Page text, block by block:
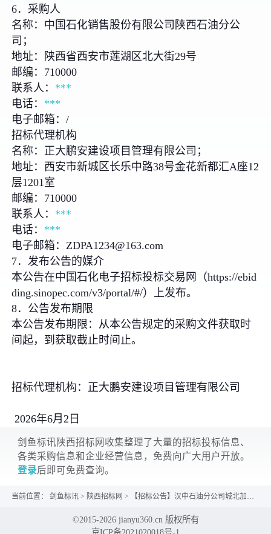
6．采购人
名称：中国石化销售股份有限公司陕西石油分公
司；
地址：陕西省西安市莲湖区北大街29号
邮编：710000
联系人： ***
电话： ***
电子邮箱：/
招标代理机构
名称：正大鹏安建设项目管理有限公司；
地址：西安市新城区长乐中路38号金花新都汇A座12
层1201室
邮编：710000
联系人： ***
电话： ***
电子邮箱：ZDPA1234@163.com
7．发布公告的媒介
本公告在中国石化电子招标投标交易网（https://ebid
ding.sinopec.com/v3/portal/#/）上发布。
8．公告发布期限
本公告发布期限：从本公告规定的采购文件获取时
间起，到获取截止时间止。
招标代理机构：正大鹏安建设项目管理有限公司
2026年6月2日
剑鱼标讯陕西招标网收集整理了大量的招标投标信息、
各类采购信息和企业经营信息，免费向广大用户开放。
登录后即可免费查询。
当前位置： 剑鱼标讯 > 陕西招标网 > 【招标公告】汉中石油分公司城北加油站进出口隐患改造项目一标段竞标采购公告
©2015-2026 jianyu360.cn 版权所有